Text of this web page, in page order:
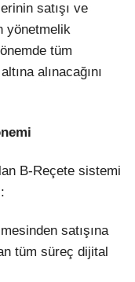
satışı ve
yönetmelik
tüm
alınacağını
B-Reçete sistemi
satışına
tüm süreç dijital